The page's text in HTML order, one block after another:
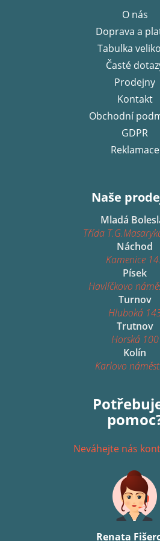
O nás
Doprava a
Tabulka
Časté
Prodejny
Kontakt
Obchodní
GDPR
Reklamace
Naše
Mladá
Třída
Náchod
Kamenice
Písek
Havlíčkovo
Turnov
Hluboká
Trutnov
Horská 100
Kolín
Karlovo
Neváhejte nás
Renata